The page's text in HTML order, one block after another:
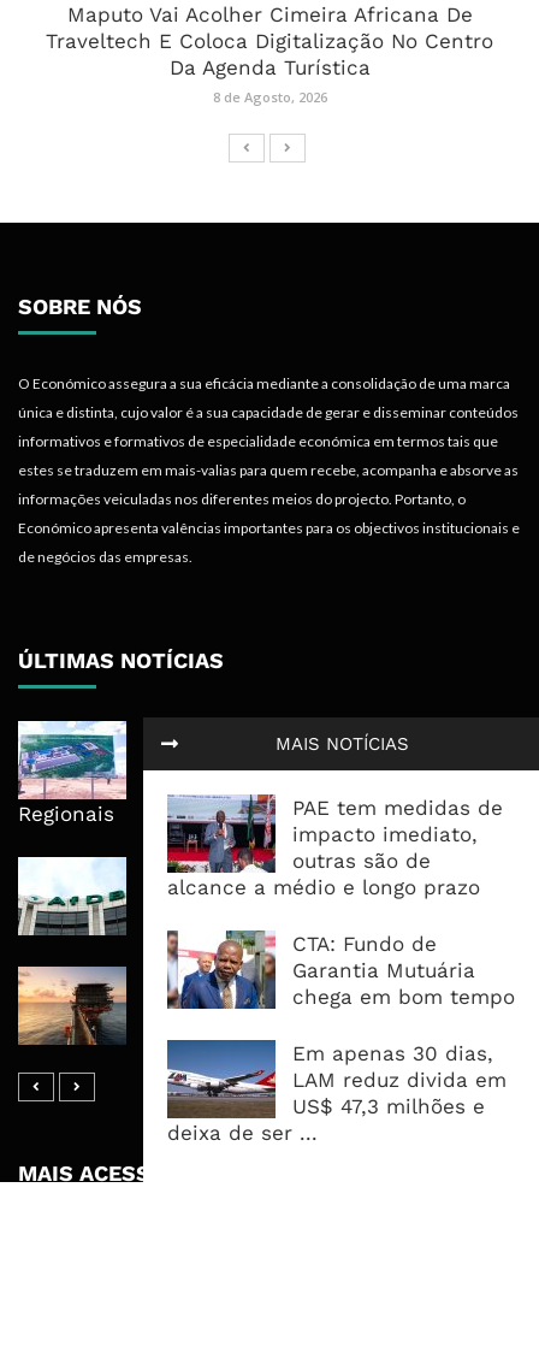
MAIS NOTÍCIAS
PAE tem medidas de
impacto imediato,
outras são de
alcance a médio e longo prazo
CTA: Fundo de
Garantia Mutuária
chega em bom tempo
Em apenas 30 dias,
LAM reduz divida em
US$ 47,3 milhões e
deixa de ser ...
Maputo Vai Acolher Cimeira Africana De
Traveltech E Coloca Digitalização No Centro
Da Agenda Turística
8 de Agosto, 2026
SOBRE NÓS
O Económico assegura a sua eficácia mediante a consolidação de uma marca
única e distinta, cujo valor é a sua capacidade de gerar e disseminar conteúdos
informativos e formativos de especialidade económica em termos tais que
estes se traduzem em mais-valias para quem recebe, acompanha e absorve as
informações veiculadas nos diferentes meios do projecto. Portanto, o
Económico apresenta valências importantes para os objectivos institucionais e
de negócios das empresas.
ÚLTIMAS NOTÍCIAS
Nova Capacidade Cimenteira Coloca
Regionais
AfDB Aprova US$265 Milhões E
Acelera Ligação Da Zâmbia Ao
Rovuma LNG Avança Com Selecção
De Consórcio EPC Antes Da FID De
MAIS ACESSADOS